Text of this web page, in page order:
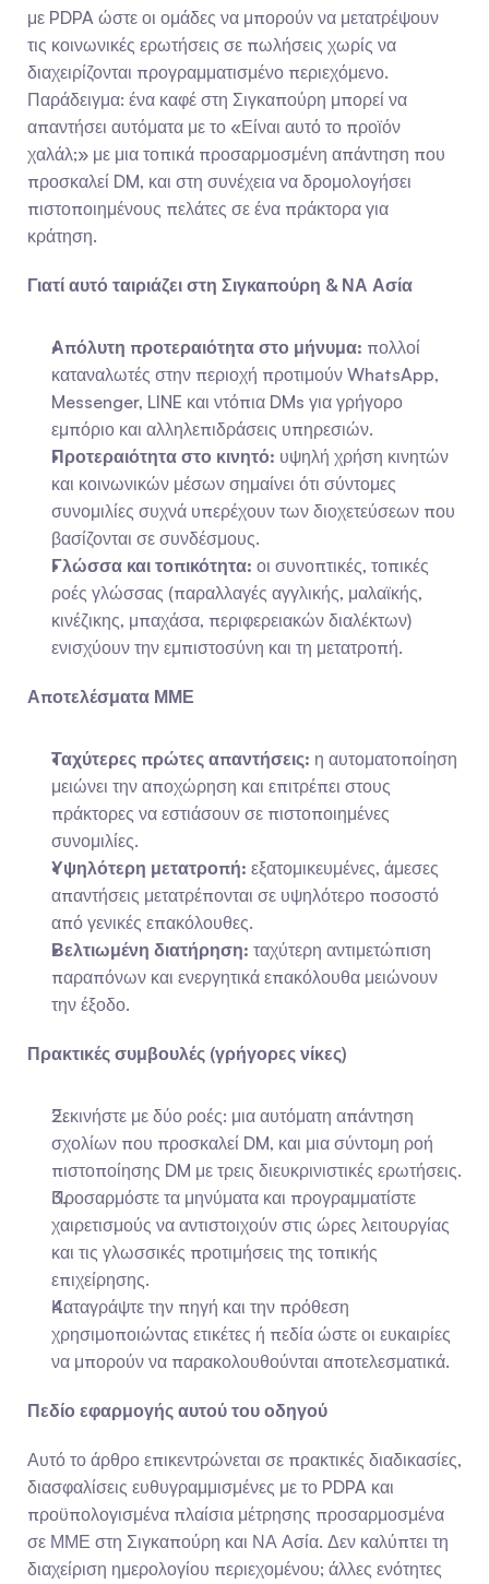
με PDPA ώστε οι ομάδες να μπορούν να μετατρέψουν
τις κοινωνικές ερωτήσεις σε πωλήσεις χωρίς να
διαχειρίζονται προγραμματισμένο περιεχόμενο.
Παράδειγμα: ένα καφέ στη Σιγκαπούρη μπορεί να
απαντήσει αυτόματα με το «Είναι αυτό το προϊόν
χαλάλ;» με μια τοπικά προσαρμοσμένη απάντηση που
προσκαλεί DM, και στη συνέχεια να δρομολογήσει
πιστοποιημένους πελάτες σε ένα πράκτορα για
κράτηση.
Γιατί αυτό ταιριάζει στη Σιγκαπούρη & ΝΑ Ασία
Απόλυτη προτεραιότητα στο μήνυμα: πολλοί
καταναλωτές στην περιοχή προτιμούν WhatsApp,
Messenger, LINE και ντόπια DMs για γρήγορο
εμπόριο και αλληλεπιδράσεις υπηρεσιών.
Προτεραιότητα στο κινητό: υψηλή χρήση κινητών
και κοινωνικών μέσων σημαίνει ότι σύντομες
συνομιλίες συχνά υπερέχουν των διοχετεύσεων που
βασίζονται σε συνδέσμους.
Γλώσσα και τοπικότητα: οι συνοπτικές, τοπικές
ροές γλώσσας (παραλλαγές αγγλικής, μαλαϊκής,
κινέζικης, μπαχάσα, περιφερειακών διαλέκτων)
ενισχύουν την εμπιστοσύνη και τη μετατροπή.
Αποτελέσματα ΜΜΕ
Ταχύτερες πρώτες απαντήσεις: η αυτοματοποίηση
μειώνει την αποχώρηση και επιτρέπει στους
πράκτορες να εστιάσουν σε πιστοποιημένες
συνομιλίες.
Υψηλότερη μετατροπή: εξατομικευμένες, άμεσες
απαντήσεις μετατρέπονται σε υψηλότερο ποσοστό
από γενικές επακόλουθες.
Βελτιωμένη διατήρηση: ταχύτερη αντιμετώπιση
παραπόνων και ενεργητικά επακόλουθα μειώνουν
την έξοδο.
Πρακτικές συμβουλές (γρήγορες νίκες)
Ξεκινήστε με δύο ροές: μια αυτόματη απάντηση
σχολίων που προσκαλεί DM, και μια σύντομη ροή
πιστοποίησης DM με τρεις διευκρινιστικές ερωτήσεις.
Προσαρμόστε τα μηνύματα και προγραμματίστε
χαιρετισμούς να αντιστοιχούν στις ώρες λειτουργίας
και τις γλωσσικές προτιμήσεις της τοπικής
επιχείρησης.
Καταγράψτε την πηγή και την πρόθεση
χρησιμοποιώντας ετικέτες ή πεδία ώστε οι ευκαιρίες
να μπορούν να παρακολουθούνται αποτελεσματικά.
Πεδίο εφαρμογής αυτού του οδηγού
Αυτό το άρθρο επικεντρώνεται σε πρακτικές διαδικασίες,
διασφαλίσεις ευθυγραμμισμένες με το PDPA και
προϋπολογισμένα πλαίσια μέτρησης προσαρμοσμένα
σε ΜΜΕ στη Σιγκαπούρη και ΝΑ Ασία. Δεν καλύπτει τη
διαχείριση ημερολογίου περιεχομένου; άλλες ενότητες